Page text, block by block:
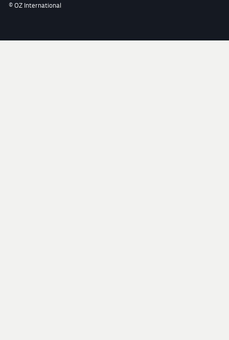
© OZ International